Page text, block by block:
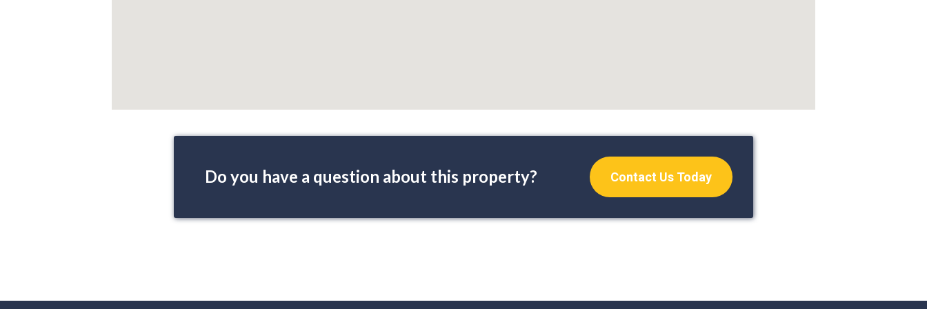
Do you have a question about this property? Contact Us Today